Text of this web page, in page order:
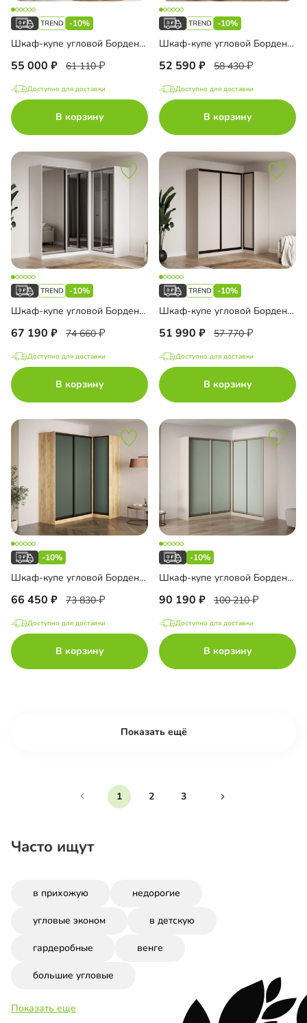
-10%
Шкаф-купе угловой Борден-5-4 1200
55 000 61 110
Доступно для доставки
В корзину
-10%
Шкаф-купе угловой Борден-5-1 1000
52 590 58 430
Доступно для доставки
В корзину
-10%
Шкаф-купе угловой Борден-6-5 1600
67 190 74 660
Доступно для доставки
В корзину
-10%
Шкаф-купе угловой Борден-5-6 1100
51 990 57 770
Доступно для доставки
В корзину
-10%
Шкаф-купе угловой Борден-5-6 1200 Премиум
66 450 73 830
Доступно для доставки
В корзину
-10%
Шкаф-купе угловой Борден-6-6 2000 Премиум
90 190 100 210
Доступно для доставки
В корзину
Показать ещё
1 2 3
Часто ищут
в прихожую недорогие
угловые эконом в детскую
гардеробные венге
большие угловые
Показать еще